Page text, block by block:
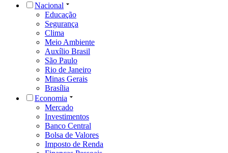
Nacional
Educação
Segurança
Clima
Meio Ambiente
Auxílio Brasil
São Paulo
Rio de Janeiro
Minas Gerais
Brasília
Economia
Mercado
Investimentos
Banco Central
Bolsa de Valores
Imposto de Renda